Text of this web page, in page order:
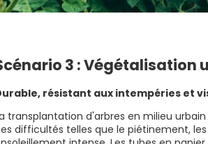
3 :
résistant aux intempéries et
transplantation d'arbres en milieu
difficultés telles que le piétinement,